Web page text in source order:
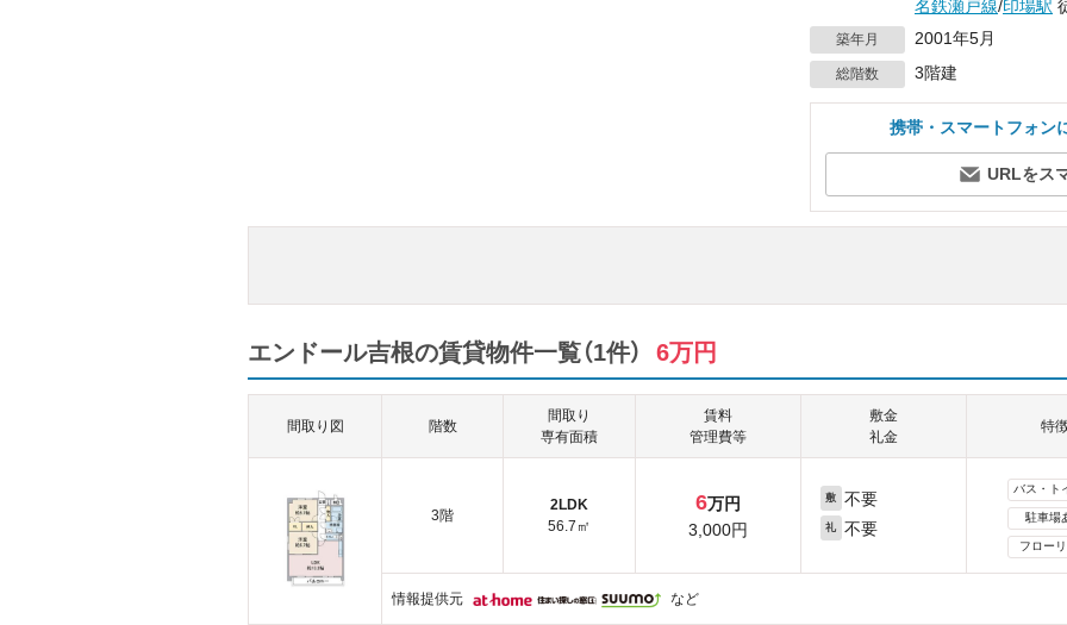
名鉄瀬戸線/印場駅
築年月 2001年5月
総階数 3階建
携帯・スマートフォン
URLをス
エンドール吉根の賃貸物件一覧（1件） 6万円
間取り図 階数
間取り
専有面積
賃料
管理費等
敷金
礼金
特
3階
2LDK
56.7㎡
6万円
3,000円
敷 不要
礼 不要
バス・ト
駐車場
フロー
情報提供元 など